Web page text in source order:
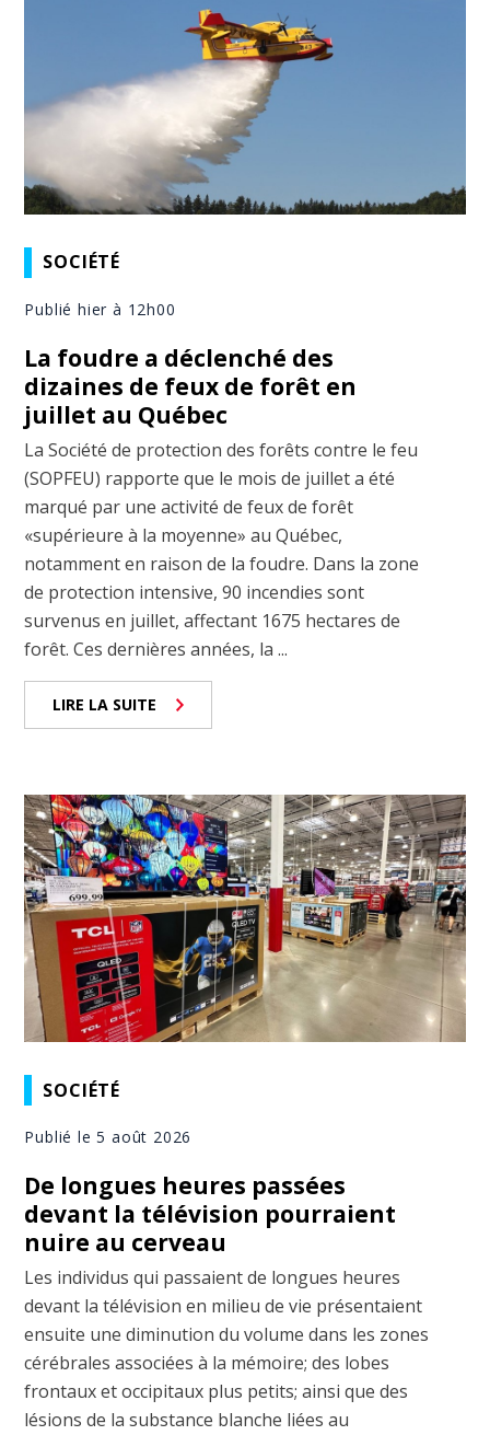
SOCIÉTÉ
Publié hier à 12h00
La foudre a déclenché des
dizaines de feux de forêt en
juillet au Québec
La Société de protection des forêts contre le feu
(SOPFEU) rapporte que le mois de juillet a été
marqué par une activité de feux de forêt
«supérieure à la moyenne» au Québec,
notamment en raison de la foudre. Dans la zone
de protection intensive, 90 incendies sont
survenus en juillet, affectant 1675 hectares de
forêt. Ces dernières années, la ...
LIRE LA SUITE
SOCIÉTÉ
Publié le 5 août 2026
De longues heures passées
devant la télévision pourraient
nuire au cerveau
Les individus qui passaient de longues heures
devant la télévision en milieu de vie présentaient
ensuite une diminution du volume dans les zones
cérébrales associées à la mémoire; des lobes
frontaux et occipitaux plus petits; ainsi que des
lésions de la substance blanche liées au